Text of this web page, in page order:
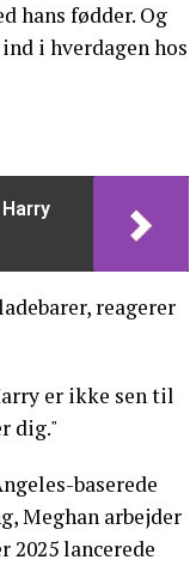
hans fødder. Og
i hverdagen hos
reagerer
er ikke sen til
dig."
baserede
Meghan arbejder
2025 lancerede